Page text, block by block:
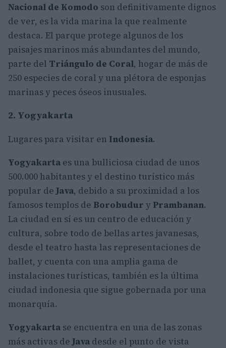
Nacional de Komodo son definitivamente dignos
de ver, es la vida marina la que realmente
destaca. El parque protege algunos de los
paisajes marinos más abundantes del mundo,
parte del Triángulo de Coral, hogar de más de
250 especies de coral y una plétora de esponjas
marinas y peces óseos inusuales.
2. Yogyakarta
Lugares para visitar en Indonesia.
Yogyakarta es una bulliciosa ciudad de unos
500.000 habitantes y el destino turístico más
popular deJava, debido a su proximidad a los
famosos templos de Borobudur y Prambanan.
La ciudad en sí es un centro de educación y
cultura, sobre todo de bellas artes javanesas,
desde el teatro hasta las representaciones de
ballet, y cuenta con una amplia gama de
instalaciones turísticas, también es la última
ciudad indonesia que sigue gobernada por una
monarquía.
Yogyakarta se encuentra en una de las zonas
más activas deJava desde el punto de vista